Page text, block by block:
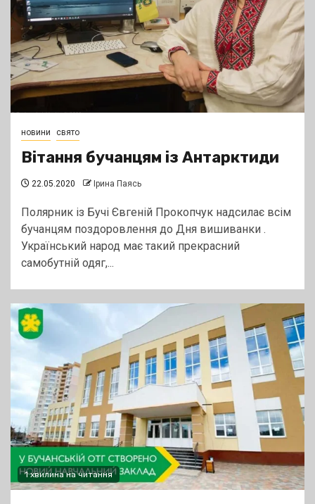
новини свято
Вітання бучанцям із Антарктиди
22.05.2020 Ірина Паясь
Полярник із Бучі Євгеній Прокопчук надсилає всім
бучанцям поздоровлення до Дня вишиванки .
Український народ має такий прекрасний
самобутній одяг,...
1 хвилина на читання